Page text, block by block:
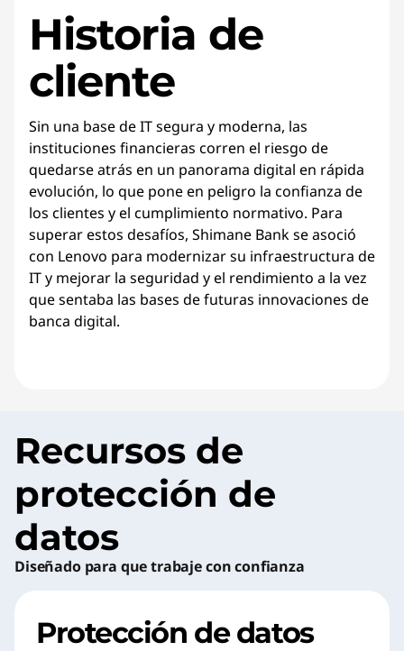
Historia de
cliente
Sin una base de IT segura y moderna, las
instituciones financieras corren el riesgo de
quedarse atrás en un panorama digital en rápida
evolución, lo que pone en peligro la confianza de
los clientes y el cumplimiento normativo. Para
superar estos desafíos, Shimane Bank se asoció
con Lenovo para modernizar su infraestructura de
IT y mejorar la seguridad y el rendimiento a la vez
que sentaba las bases de futuras innovaciones de
banca digital.
Recursos de
protección de
datos
Diseñado para que trabaje con confianza
Protección de datos